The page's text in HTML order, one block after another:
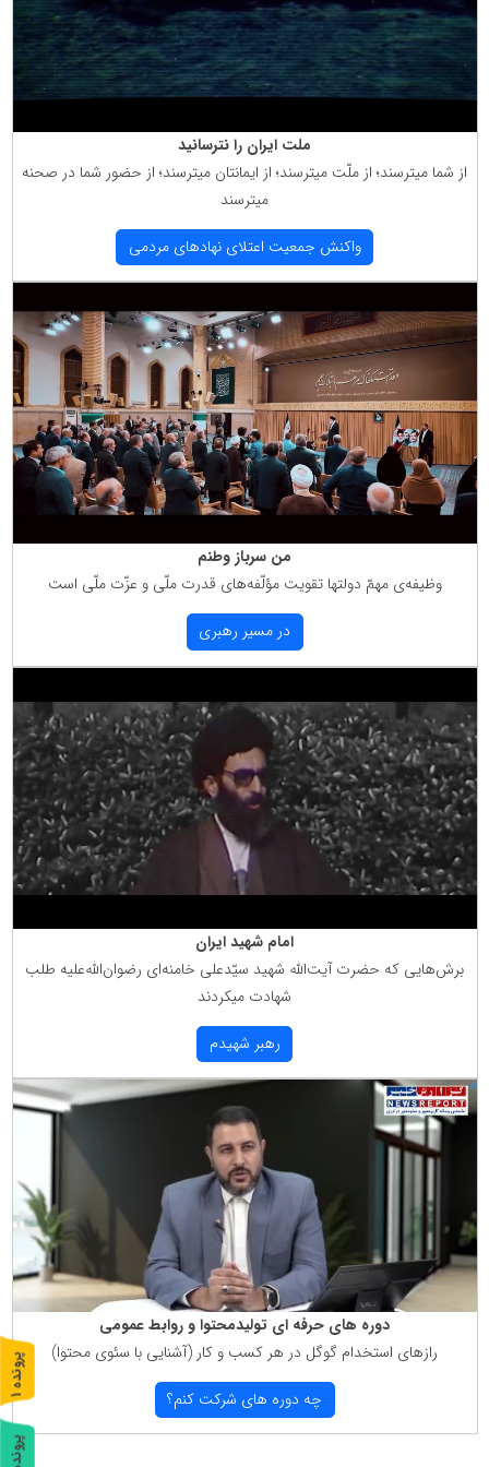
ملت ایران را نترسانید
از شما میترسند؛ از ملّت میترسند؛ از ایمانتان میترسند؛ از حضور شما در صحنه
میترسند
واكنش جمعیت اعتلای نهادهای مردمی
من سرباز وطنم
وظیفه‌ی مهمّ دولتها تقویت مؤلّفه‌های قدرت ملّی و عزّت ملّی است
در مسیر رهبری
امام شهید ایران
برش‌هایی كه حضرت آیت‌الله شهید سیّدعلی خامنه‌ای رضوان‌الله‌علیه طلب
شهادت میكردند
رهبر شهیدم
دوره های حرفه ای تولیدمحتوا و روابط عمومی
رازهای استخدام گوگل در هر كسب و كار (آشنایی با سئوی محتوا)
چه دوره های شركت كنم؟
پ
ر
و
ن
د
ه
1
پ
2